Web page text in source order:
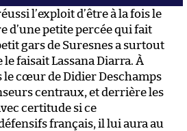
l’exploit d’être à la fois le
d’une petite percée qui fait
gars de Suresnes a surtout
faisait Lassana Diarra. À
le cœur de Didier Deschamps
centraux, et derrière les
certitude si ce
français, il lui aura au